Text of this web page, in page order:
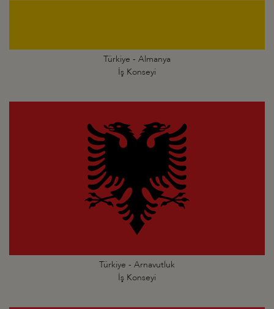
Türkiye - Almanya
İş Konseyi
Türkiye - Arnavutluk
İş Konseyi